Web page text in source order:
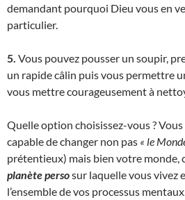
demandant pourquoi Dieu vous en
particulier.
5. Vous pouvez pousser un soupir,
un rapide câlin puis vous permettre
vous mettre courageusement à
Quelle option choisissez-vous ? Vous
capable de changer non pas « le
prétentieux) mais bien votre monde,
planète persosur laquelle vous vivez
l’ensemble de vos processus mentaux.